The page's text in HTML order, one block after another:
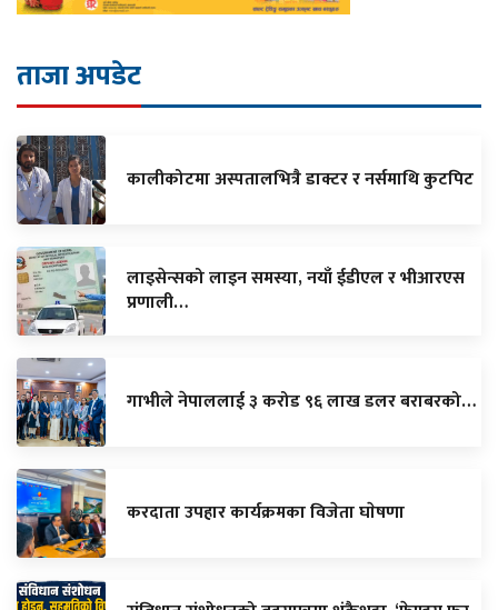
ताजा अपडेट
कालीकोटमा अस्पतालभित्रै डाक्टर र नर्समाथि कुटपिट
लाइसेन्सको लाइन समस्या, नयाँ ईडीएल र भीआरएस
प्रणाली…
गाभीले नेपाललाई ३ करोड ९६ लाख डलर बराबरको…
करदाता उपहार कार्यक्रमका विजेता घाेषणा